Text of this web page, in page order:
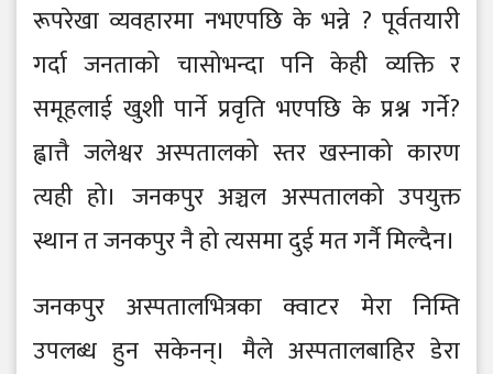
रूपरेखा व्यवहारमा नभएपछि के भन्ने ? पूर्वतयारी
गर्दा जनताको चासोभन्दा पनि केही व्यक्ति र
समूहलाई खुशी पार्ने प्रवृति भएपछि के प्रश्न गर्ने?
ह्वात्तै जलेश्वर अस्पतालको स्तर खस्नाको कारण
त्यही हो। जनकपुर अञ्चल अस्पतालको उपयुक्त
स्थान त जनकपुर नै हो त्यसमा दुई मत गर्नै मिल्दैन।
जनकपुर अस्पतालभित्रका क्वाटर मेरा निम्ति
उपलब्ध हुन सकेनन्। मैले अस्पतालबाहिर डेरा